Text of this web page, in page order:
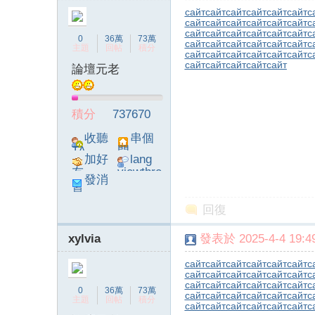
0
主題
36萬
回帖
73萬
積分
論壇元老
積分
737670
收聽
TA
串個
門
加好
友
lang
viewthre
發消
息
сайтсайтсайтсайтсайтсайт
сайтсайтсайтсайтсайтсайт
сайтсайтсайтсайтсайтсайт
сайтсайтсайтсайтсайтсайт
сайтсайтсайтсайтсайтсайт
сайтсайтсайтсайтсайт
回復
xylvia
0
主題
36萬
回帖
73萬
積分
發表於 2025-4-4
сайтсайтсайтсайтсайтсайт
сайтсайтсайтсайтсайтсайт
сайтсайтсайтсайтсайтсайт
сайтсайтсайтсайтсайтсайт
сайтсайтсайтсайтсайтсайт